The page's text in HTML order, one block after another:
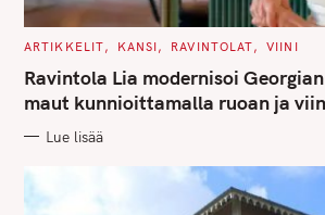
C
T
E
G
O
I
ARTIKKELIT KANSI RAVINTOLAT VIINI
Ravintola Lia modernisoi
maut kunnioittamalla ruoan ja
Lue lisää